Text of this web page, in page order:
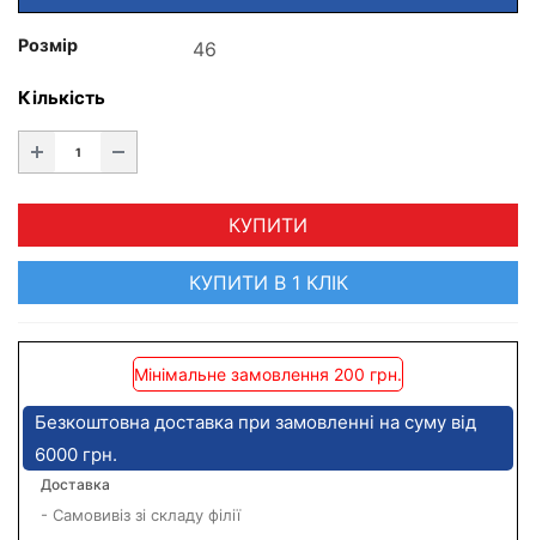
Розмір
Кількість
КУПИТИ
КУПИТИ В 1 КЛІК
Мінімальне замовлення 200 грн.
Безкоштовна доставка при замовленні на суму від
6000 грн.
Доставка
- Самовивіз зі складу філії